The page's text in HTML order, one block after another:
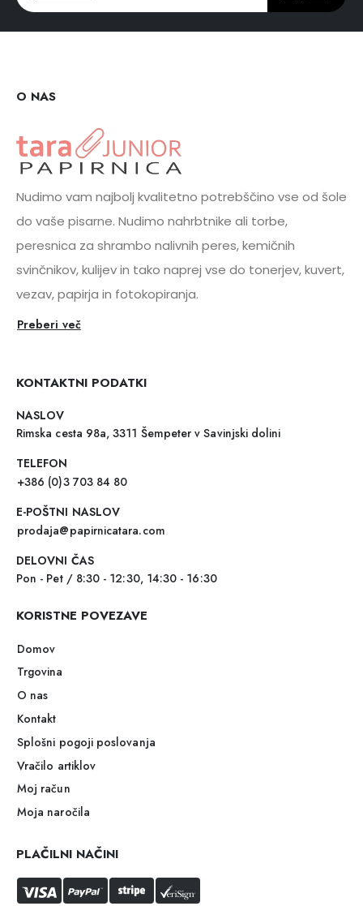
O NAS
Nudimo vam najbolj kvalitetno potrebščino vse od šole
do vaše pisarne. Nudimo nahrbtnike ali torbe,
peresnica za shrambo nalivnih peres, kemičnih
svinčnikov, kulijev in tako naprej vse do tonerjev, kuvert,
vezav, papirja in fotokopiranja.
Preberi več
KONTAKTNI PODATKI
NASLOV
Rimska cesta 98a, 3311 Šempeter v Savinjski dolini
TELEFON
+386 (0)3 703 84 80
E-POŠTNI NASLOV
prodaja@papirnicatara.com
DELOVNI ČAS
Pon - Pet / 8:30 - 12:30, 14:30 - 16:30
KORISTNE POVEZAVE
Domov
Trgovina
O nas
Kontakt
Splošni pogoji poslovanja
Vračilo artiklov
Moj račun
Moja naročila
PLAČILNI NAČINI